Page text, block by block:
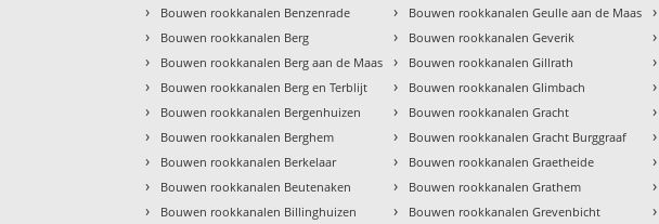
› Bouwen rookkanalen Benzenrade
› Bouwen rookkanalen Berg
› Bouwen rookkanalen Berg aan de Maas
› Bouwen rookkanalen Berg en Terblijt
› Bouwen rookkanalen Bergenhuizen
› Bouwen rookkanalen Berghem
› Bouwen rookkanalen Berkelaar
› Bouwen rookkanalen Beutenaken
› Bouwen rookkanalen Billinghuizen
› Bouwen rookkanalen Geulle aan de Maas
› Bouwen rookkanalen Geverik
› Bouwen rookkanalen Gillrath
› Bouwen rookkanalen Glimbach
› Bouwen rookkanalen Gracht
› Bouwen rookkanalen Gracht Burggraaf
› Bouwen rookkanalen Graetheide
› Bouwen rookkanalen Grathem
› Bouwen rookkanalen Grevenbicht
›
›
›
›
›
›
›
›
›